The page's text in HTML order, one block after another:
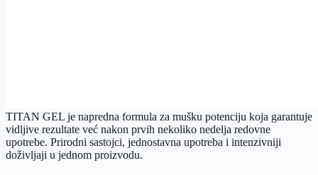
TITAN GEL je napredna formula za mušku potenciju koja garantuje
vidljive rezultate već nakon prvih nekoliko nedelja redovne
upotrebe. Prirodni sastojci, jednostavna upotreba i intenzivniji
doživljaji u jednom proizvodu.